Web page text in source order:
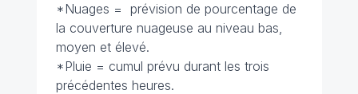
*Nuages = prévision de pourcentage de
la couverture nuageuse au niveau bas,
moyen et élevé.
*Pluie = cumul prévu durant les trois
précédentes heures.